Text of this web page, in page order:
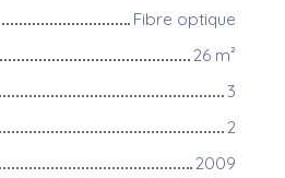
Fibre optique
26 m²
3
2
2009